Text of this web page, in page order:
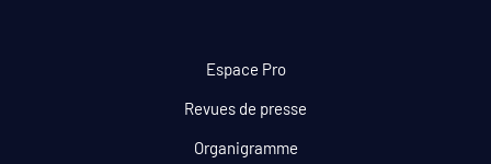
Espace Pro
Revues de presse
Organigramme